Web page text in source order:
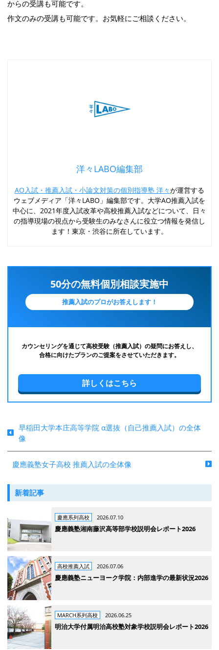
からの受講も可能です。
作文のみの受講も可能です。お気軽にご相談ください。
洋々LABO編集部
AO入試・推薦入試・小論文対策の個別指導塾 洋々が運営する
ウェブメディア「洋々LABO」編集部です。大学AO推薦入試を
中心に、2021年度入試改革や高校推薦入試などについて、日々
の指導現場の視点から受験生のみなさんに役立つ情報を発信し
ます！東京・渋谷に所在しています。
50分の無料個別相談実施中
推薦入試のプロがお答えします！
カウンセリングを通じて高校受験（推薦入試）の疑問にお答えし、
合格に向けたプランのご提案をさせていただきます。
詳しくはこちら
早稲田大学本庄高等学院 α選抜（自己推薦入試）の全体
像
慶應義塾女子高校 推薦入試の全体像
新着記事
慶應系列高校 2026.07.10
慶應義塾湘南藤沢高等部学校説明会レポート2026
高校推薦入試 2026.07.06
慶應義塾ニューヨーク学院：内部進学の最新状況2026
MARCH系列高校 2026.06.25
明治大学付属明治高校塾対象学校説明会レポート2026